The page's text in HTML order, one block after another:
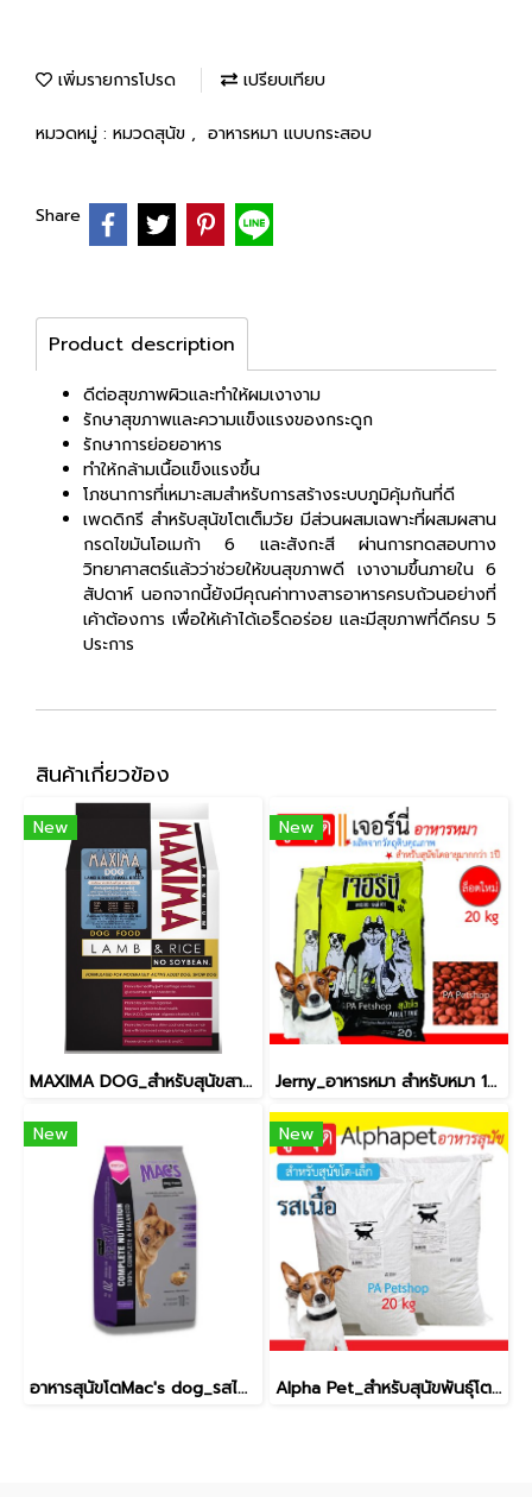
เพิ่มรายการโปรด เปรียบเทียบ
หมวดหมู่ : หมวดสุนัข , อาหารหมา แบบกระสอบ
Share
Product description
ดีต่อสุขภาพผิวและทำให้ผมเงางาม
รักษาสุขภาพและความแข็งแรงของกระดูก
รักษาการย่อยอาหาร
ทำให้กล้ามเนื้อแข็งแรงขึ้น
โภชนาการที่เหมาะสมสำหรับการสร้างระบบภูมิคุ้มกันที่ดี
เพดดิกรี สำหรับสุนัขโตเต็มวัย มีส่วนผสมเฉพาะที่ผสมผสาน
กรดไขมันโอเมก้า 6 และสังกะสี ผ่านการทดสอบทาง
วิทยาศาสตร์แล้วว่าช่วยให้ขนสุขภาพดี เงางามขึ้นภายใน 6
สัปดาห์ นอกจากนี้ยังมีคุณค่าทางสารอาหารครบถ้วนอย่างที่
เค้าต้องการ เพื่อให้เค้าได้เอร็ดอร่อย และมีสุขภาพที่ดีครบ 5
ประการ
สินค้าเกี่ยวข้อง
New
MAXIMA DOG_สำหรับสุนัขสายพันธุ์เล็ก 15kg
New
Jerny_อาหารหมา สำหรับหมา 1ปีขึ้นไป [20kg]
New
อาหารสุนัขโตMac's dog_รสไก่ [10kg]
New
Alpha Pet_สำหรับสุนัขพันธุ์โตและเล็ก / รสเนื้อ [20kg]